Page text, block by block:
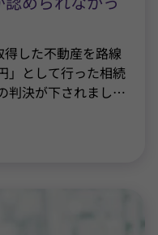
した不動産を路線
」として行った相続
判決が下されまし…